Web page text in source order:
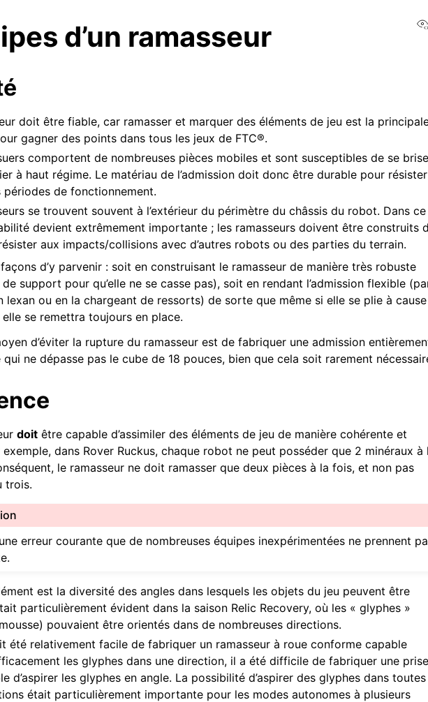
équipe
en conception
Matériels
sur mesure
communs
de puissance
de mouvement linéaire
de ramasseur actif
d’un ramasseur
doit être fiable, car ramasser et marquer des éléments de jeu est la
gagner des points dans tous les jeux de FTC®.
comportent de nombreuses pièces mobiles et sont susceptibles de se
à haut régime. Le matériau de l’admission doit donc être durable pour
périodes de fonctionnement.
se trouvent souvent à l’extérieur du périmètre du châssis du robot. Dans ce
devient extrêmement importante ; les ramasseurs doivent être construits
aux impacts/collisions avec d’autres robots ou des parties du terrain.
d’y parvenir : soit en construisant le ramasseur de manière très robuste
support pour qu’elle ne se casse pas), soit en rendant l’admission flexible
lexan ou en la chargeant de ressorts) de sorte que même si elle se plie à cause
se remettra toujours en place.
d’éviter la rupture du ramasseur est de fabriquer une admission
ne dépasse pas le cube de 18 pouces, bien que cela soit rarement
doit être capable d’assimiler des éléments de jeu de manière cohérente et
exemple, dans Rover Ruckus, chaque robot ne peut posséder que 2 minéraux à
le ramasseur ne doit ramasser que deux pièces à la fois, et non pas
trois.
erreur courante que de nombreuses équipes inexpérimentées ne prennent
est la diversité des angles dans lesquels les objets du jeu peuvent être
particulièrement évident dans la saison Relic Recovery, où les « glyphes »
pouvaient être orientés dans de nombreuses directions.
été relativement facile de fabriquer un ramasseur à roue conforme capable
les glyphes dans une direction, il a été difficile de fabriquer une prise
d’aspirer les glyphes en angle. La possibilité d’aspirer des glyphes dans toutes
était particulièrement importante pour les modes autonomes à plusieurs